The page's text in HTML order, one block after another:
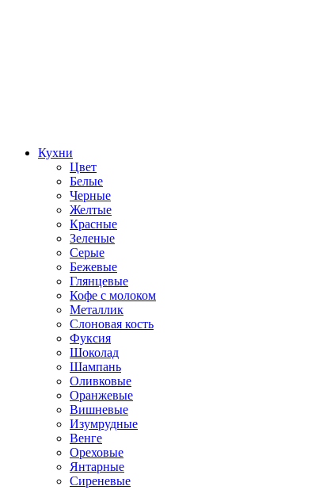
Кухни
Цвет
Белые
Черные
Желтые
Красные
Зеленые
Серые
Бежевые
Глянцевые
Кофе с молоком
Металлик
Слоновая кость
Фуксия
Шоколад
Шампань
Оливковые
Оранжевые
Вишневые
Изумрудные
Венге
Ореховые
Янтарные
Сиреневые